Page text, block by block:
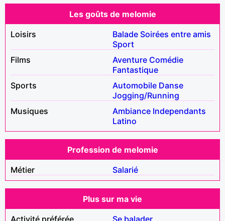
Les goûts de melomie
Loisirs
Balade Soirées entre amis
Sport
Films
Aventure Comédie
Fantastique
Sports
Automobile Danse
Jogging/Running
Musiques
Ambiance Independants
Latino
Profession de melomie
Métier
Salarié
Plus sur ma vie
Activité préférée
Se balader